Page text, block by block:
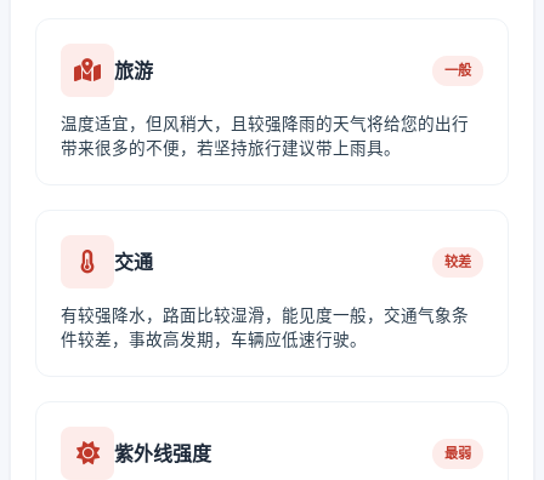
旅游 一般
温度适宜，但风稍大，且较强降雨的天气将给您的出行
带来很多的不便，若坚持旅行建议带上雨具。
交通 较差
有较强降水，路面比较湿滑，能见度一般，交通气象条
件较差，事故高发期，车辆应低速行驶。
紫外线强度 最弱